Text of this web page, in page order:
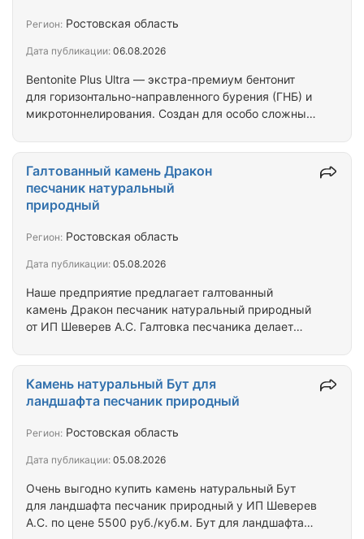
Характеристики бентонита для ГНБ Premium:
кг / Биг-Бэги Внешний вид: мелкодисперсный
Bentonite Plus Ultra — экстра-премиум бентонит
для горизонтально-направленного бурения (ГНБ) и
микротоннелирования. Создан для особо сложных
критически нестабильные участки. Обеспечивает
максимальную стабильность ствола и высокую
скорость бурения даже в самых сложных
условиях ГНБ. Характеристики бентонита для ГНБ
Ultra: Марка: Bentonite Plus Ultra Фасовка: мешки 25
Регион: Ростовская область
Дата публикации: 06.08.2026
Наше предприятие предлагает галтованный
камень Дракон песчаник натуральный природный
от ИП Шеверев А.С. Галтовка песчаника делает
Цветовая гамма серо-зеленая. Оформление
строений и помещений галтованным песчаником
делает Ваш дом уникальным. Качество галтовки
высокое, цена низкая. Мы поможем Вам в
страны. Подробно на сайте ИП Шеверёв А. С.
Галтованный камень Дракон
песчаник натуральный
природный
Регион: Ростовская область
Дата публикации: 05.08.2026
Очень выгодно купить камень натуральный Бут
для ландшафта песчаник природный у ИП Шеверев
А.С. по цене 5500 руб./куб.м. Бут для ландшафта
Камень натуральный Бут для
ландшафта песчаник природный
Регион: Ростовская область
Дата публикации: 05.08.2026